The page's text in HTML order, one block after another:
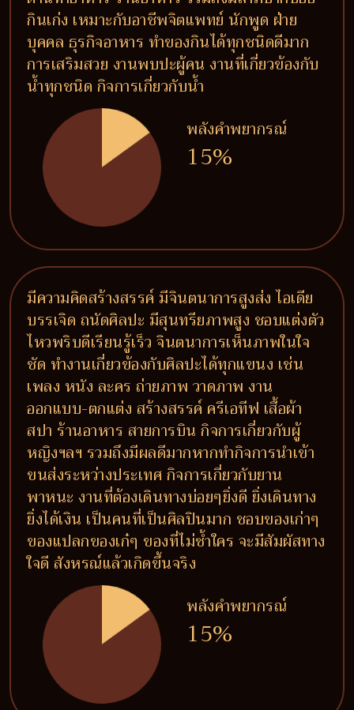
กินเก่ง เหมาะกับอาชีพจิตแพทย์ นักพูด ฝ่าย
บุคคล ธุรกิจอาหาร ทำของกินได้ทุกชนิดดีมาก
การเสริมสวย งานพบปะผู้คน งานที่เกี่ยวข้องกับ
น้ำทุกชนิด กิจการเกี่ยวกับน้ำ
พลังคำพยากรณ์
15%
มีความคิดสร้างสรรค์ มีจินตนาการสูงส่ง ไอเดีย
บรรเจิด ถนัดศิลปะ มีสุนทรียภาพสูง ชอบแต่งตัว
ไหวพริบดีเรียนรู้เร็ว จินตนาการเห็นภาพในใจ
ชัด ทำงานเกี่ยวข้องกับศิลปะได้ทุกแขนง เช่น
เพลง หนัง ละคร ถ่ายภาพ วาดภาพ งาน
ออกแบบ-ตกแต่ง สร้างสรรค์ ครีเอทีฟ เสื้อผ้า
สปา ร้านอาหาร สายการบิน กิจการเกี่ยวกับผู้
หญิงฯลฯ รวมถึงมีผลดีมากหากทำกิจการนำเข้า
ขนส่งระหว่างประเทศ กิจการเกี่ยวกับยาน
พาหนะ งานที่ต้องเดินทางบ่อยๆยิ่งดี ยิ่งเดินทาง
ยิ่งได้เงิน เป็นคนที่เป็นศิลปินมาก ชอบของเก่าๆ
ของแปลกของเก๋ๆ ของที่ไม่ซ้ำใคร จะมีสัมผัสทาง
ใจดี สังหรณ์แล้วเกิดขึ้นจริง
พลังคำพยากรณ์
15%